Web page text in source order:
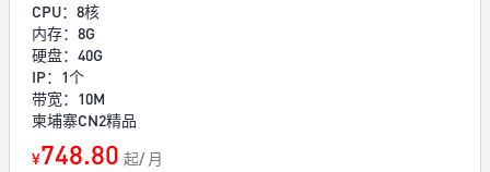
CPU：8核
内存：8G
硬盘：40G
IP：1个
带宽：10M
柬埔寨CN2精品
¥748.80 起/ 月